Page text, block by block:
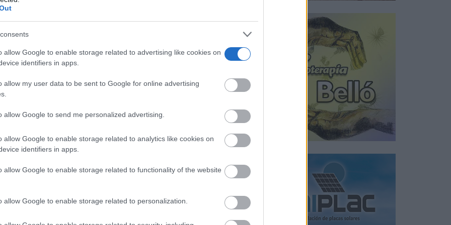
allow Google to enable storage related to advertising like cookies on
identifiers in apps.
allow my user data to be sent to Google for online advertising
allow Google to send me personalized advertising.
allow Google to enable storage related to analytics like cookies on
identifiers in apps.
allow Google to enable storage related to functionality of the website
allow Google to enable storage related to personalization.
residencias en las que esta dichosa epidemia sigue aún
esta crisis hace que me parezca muy lejano el día
por minutos, nos costaba entender y aceptar la realidad,
un mal sueño. En mitad de todo ello, habíaque tomar
corría en nuestra contra. Todo suponía un esfuerzo enorme
preocupación y enfermedad. Se planteaba nuestro
con síntomas, éramos cada vez menos los presentes en el
frente a esta maldita pandemia. Hubo que ordenar un caos
grupos de convivencia considerando síntomas,